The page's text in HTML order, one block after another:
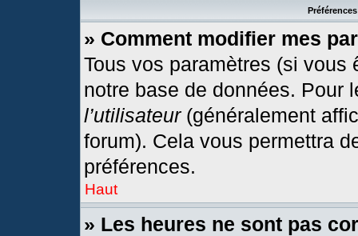
» Comment modifier mes
Tous vos paramètres (si
notre base de données. Pour
l’utilisateur(généralement
forum). Cela vous permettra
préférences.
Haut
» Les heures ne sont pas